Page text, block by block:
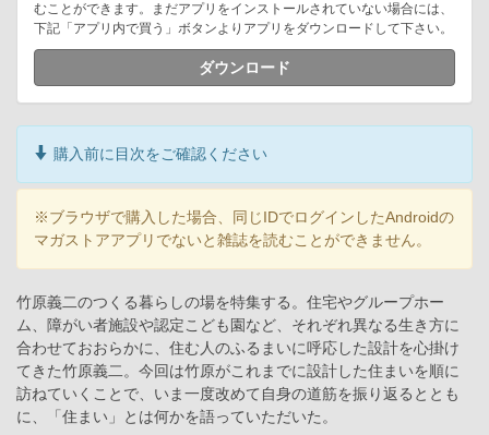
むことができます。まだアプリをインストールされていない場合には、
下記「アプリ内で買う」ボタンよりアプリをダウンロードして下さい。
ダウンロード
購入前に目次をご確認ください
※ブラウザで購入した場合、同じIDでログインしたAndroidの
マガストアアプリでないと雑誌を読むことができません。
竹原義二のつくる暮らしの場を特集する。住宅やグループホー
ム、障がい者施設や認定こども園など、それぞれ異なる生き方に
合わせておおらかに、住む人のふるまいに呼応した設計を心掛け
てきた竹原義二。今回は竹原がこれまでに設計した住まいを順に
訪ねていくことで、いま一度改めて自身の道筋を振り返るととも
に、「住まい」とは何かを語っていただいた。